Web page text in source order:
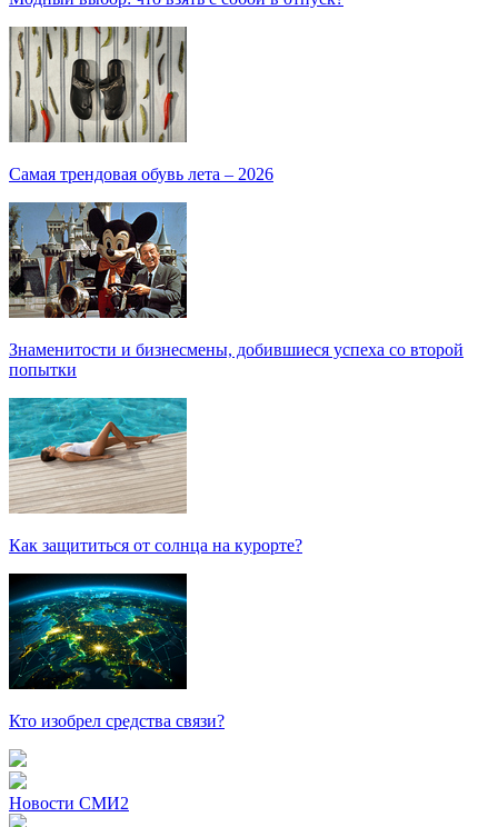
Самая трендовая обувь лета – 2026
Знаменитости и бизнесмены, добившиеся успеха со второй
попытки
Как защититься от солнца на курорте?
Кто изобрел средства связи?
Новости СМИ2